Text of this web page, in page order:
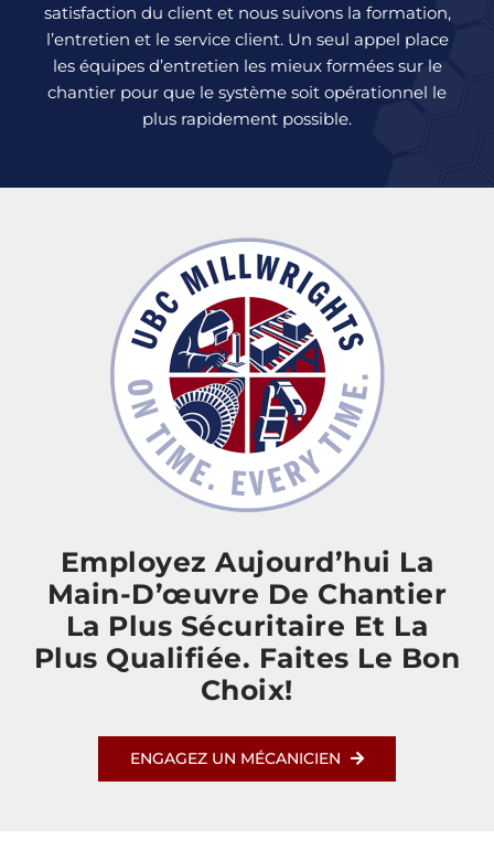
satisfaction du client et nous suivons la formation,
l’entretien et le service client. Un seul appel place
les équipes d’entretien les mieux formées sur le
chantier pour que le système soit opérationnel le
plus rapidement possible.
Employez Aujourd’hui La
Main-D’œuvre De Chantier
La Plus Sécuritaire Et La
Plus Qualifiée. Faites Le Bon
Choix!
ENGAGEZ UN MÉCANICIEN